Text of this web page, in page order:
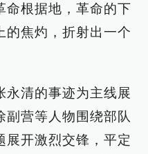
命根据地，革命的下
的焦灼，折射出一个
永清的事迹为主线展
副营等人物围绕部队
展开激烈交锋，平定